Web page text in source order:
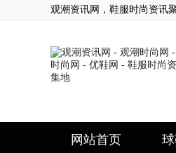
观潮资讯网，鞋服时尚资讯
网站首页